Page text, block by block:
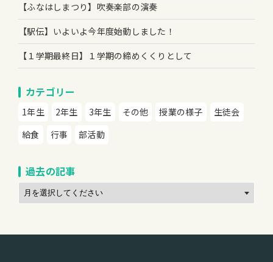
【ふなはしまつり】吹奏楽部の演奏
【駅伝】いよいよ今年度始動しました！
【１学期最終日】１学期の締めくくりとして
カテゴリー
1年生 2年生 3年生 その他 授業の様子
生徒会
給食
行事 部活動
過去の記事